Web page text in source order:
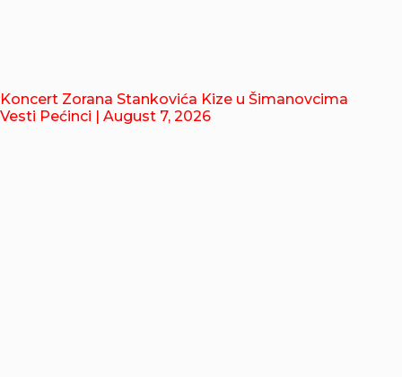
Koncert Zorana Stankovića Kize u Šimanovcima
Vesti Pećinci | August 7, 2026